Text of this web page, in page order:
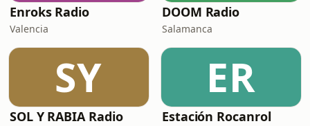
Enroks Radio
Valencia
DOOM Radio
Salamanca
SY
SOL Y RABIA Radio
ER
Estación Rocanrol